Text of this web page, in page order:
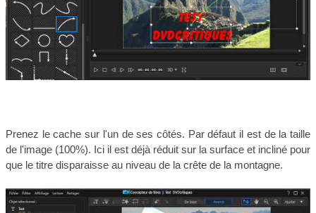
Prenez le cache sur l'un de ses côtés. Par défaut il est de la taille
de l'image (100%). Ici il est déjà réduit sur la surface et incliné pour
que le titre disparaisse au niveau de la crête de la montagne.